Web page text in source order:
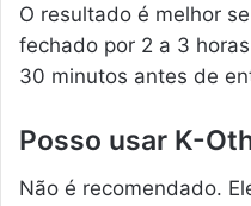
O resultado é melhor
fechado por 2 a 3
30 minutos antes de
Posso usar K-
Não é recomendado.